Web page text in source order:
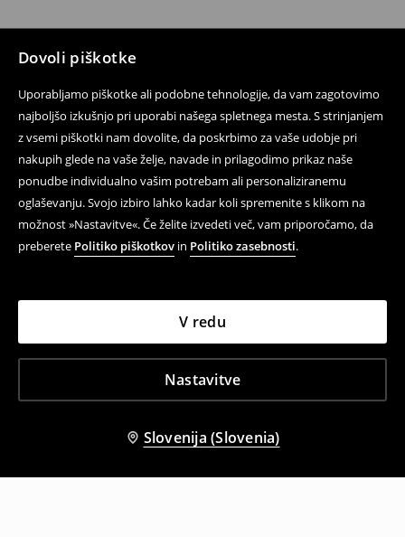
Dovoli piškotke
Uporabljamo piškotke ali podobne tehnologije, da vam zagotovimo
najboljšo izkušnjo pri uporabi našega spletnega mesta. S strinjanjem
z vsemi piškotki nam dovolite, da poskrbimo za vaše udobje pri
nakupih glede na vaše želje, navade in prilagodimo prikaz naše
ponudbe individualno vašim potrebam ali personaliziranemu
oglaševanju. Svojo izbiro lahko kadar koli spremenite s klikom na
možnost »Nastavitve«. Če želite izvedeti več, vam priporočamo, da
preberete Politiko piškotkov in Politiko zasebnosti.
Nastavitve
V redu
Slovenija (Slovenia)